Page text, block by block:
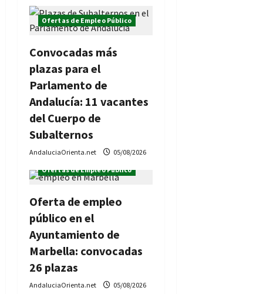
t
r
a
d
a
s
Ofertas de Empleo Público
Convocadas más
plazas para el
Parlamento de
Andalucía: 11 vacantes
del Cuerpo de
Subalternos
AndaluciaOrienta.net
05/08/2026
Ofertas de Empleo Público
Oferta de empleo
público en el
Ayuntamiento de
Marbella: convocadas
26 plazas
AndaluciaOrienta.net
05/08/2026